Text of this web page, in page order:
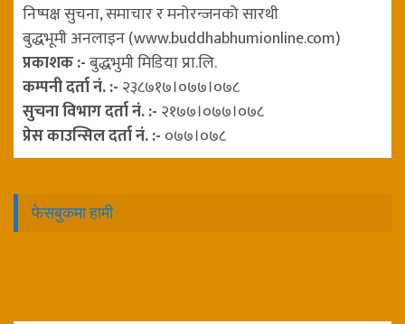
निष्पक्ष सुचना, समाचार र मनोरन्जनको सारथी
बुद्धभूमी अनलाइन (www.buddhabhumionline.com)
प्रकाशक :-बुद्धभुमी मिडिया प्रा.लि.
कम्पनी दर्ता नं. :- २३८७१७।०७७।०७८
सुचना विभाग दर्ता नं. :- २१७७।०७७।०७८
प्रेस काउन्सिल दर्ता नं. :- ०७७।०७८
फेसबुकमा हामी